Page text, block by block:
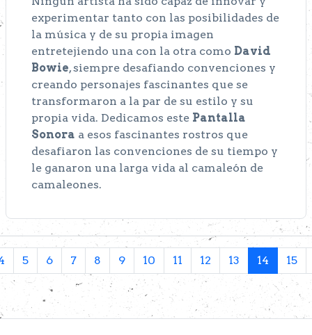
experimentar tanto con las posibilidades de
la música y de su propia imagen
entretejiendo una con la otra como David
Bowie, siempre desafiando convenciones y
creando personajes fascinantes que se
transformaron a la par de su estilo y su
propia vida. Dedicamos este Pantalla
Sonora a esos fascinantes rostros que
desafiaron las convenciones de su tiempo y
le ganaron una larga vida al camaleón de
camaleones.
5 6 7 8 9 10 11 12 13 14 15